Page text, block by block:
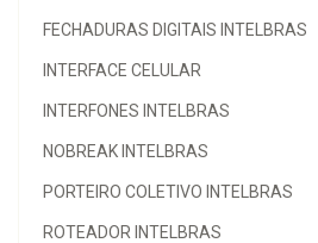
FECHADURAS DIGITAIS INTELBRAS
INTERFACE CELULAR
INTERFONES INTELBRAS
NOBREAK INTELBRAS
PORTEIRO COLETIVO INTELBRAS
ROTEADOR INTELBRAS